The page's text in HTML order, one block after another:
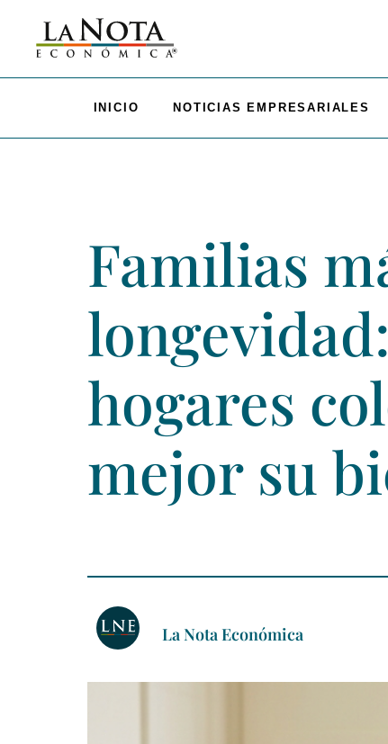
INICIO NOTICIAS EMPRESARIALES
Familias
hogares
mejor su
La Nota Económica